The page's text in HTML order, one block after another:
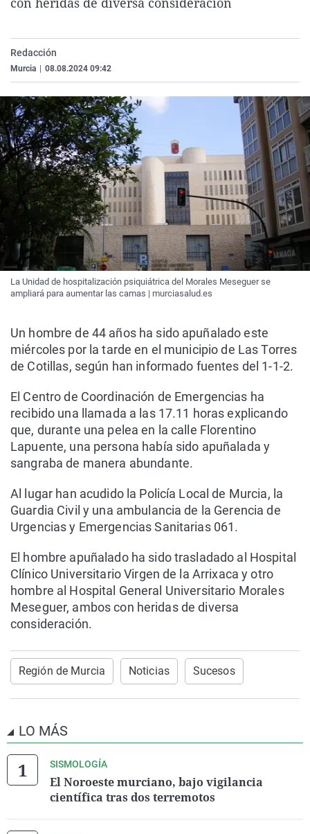
La rosa de los vientos
Gente viajera
Caso
Retornados
Operación Viuda
Extremadura
Galicia
Navarra
País Vasco
Virales
Televisión
Redacción
Murcia 08.08.2024 09:42
La Unidad de hospitalización psiquiátrica del Morales Meseguer se
ampliará para aumentar las camas | murciasalud.es
Un hombre de 44 años ha sido apuñalado este
miércoles por la tarde en el municipio de Las Torres
de Cotillas, según han informado fuentes del 1-1-2.
El Centro de Coordinación de Emergencias ha
recibido una llamada a las 17.11 horas explicando
que, durante una pelea en la calle Florentino
Lapuente, una persona había sido apuñalada y
sangraba de manera abundante.
Al lugar han acudido la Policía Local de Murcia, la
Guardia Civil y una ambulancia de la Gerencia de
Urgencias y Emergencias Sanitarias 061.
El hombre apuñalado ha sido trasladado al Hospital
Clínico Universitario Virgen de la Arrixaca y otro
hombre al Hospital General Universitario Morales
Meseguer, ambos con heridas de diversa
consideración.
Región de Murcia Noticias Sucesos
LO MÁS
SISMOLOGÍA
El Noroeste murciano, bajo vigilancia
científica tras dos terremotos